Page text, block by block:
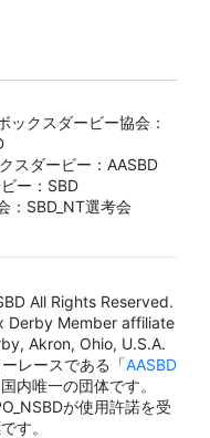
ックスダービー協会：
スダービー：AASBD
ー：SBD
：SBD_NT選考会
All Rights Reserved.
Derby Member affiliate
Akron, Ohio, U.S.A.
レースである「AASBD
内唯一の団体です。
が使用許諾を受
す。